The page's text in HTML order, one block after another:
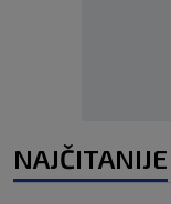
NAJČITANIJE